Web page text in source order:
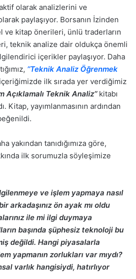
olarak analizlerini ve
paylaşıyor. Borsanın İzinden
ve kitap önerileri, ünlü traderların
teknik analize dair oldukça önemli
içerikler paylaşıyor. Daha
’’Teknik Analiz Öğrenmek
ilk sırada yer verdiğimiz
Açıklamalı Teknik Analiz’’kitabı
Kitap, yayımlanmasının ardından
yakından tanıdığımıza göre,
ilk sorumuzla söyleşimize
ve işlem yapmaya nasıl
arkadaşınız ön ayak mı oldu
ile mi ilgi duymaya
başında şüphesiz teknoloji bu
değildi. Hangi piyasalarla
yapmanın zorlukları var mıydı?
varlık hangisiydi, hatırlıyor